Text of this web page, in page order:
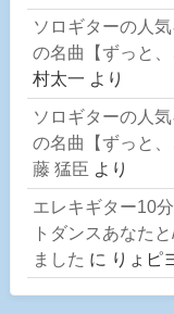
ソロギターの人
の名曲【ずっと
村太一 より
ソロギターの人
の名曲【ずっと
藤 猛臣 より
エレキギター10
トダンスあなた
ました に りょピ